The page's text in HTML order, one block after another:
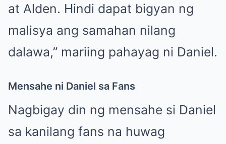
at Alden. Hindi dapat bigyan ng
malisya ang samahan nilang
dalawa,” mariing pahayag ni Daniel.
Mensahe ni Daniel sa Fans
Nagbigay din ng mensahe si Daniel
sa kanilang fans na huwag